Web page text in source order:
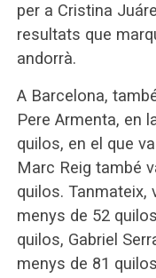
per a Cristina
resultats que
andorrà.
A Barcelona,
Pere Armenta, en
quilos, en el que
Marc Reig també
quilos. Tanmateix,
menys de 52
quilos, Gabriel
menys de 81